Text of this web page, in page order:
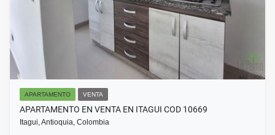
APARTAMENTO VENTA
APARTAMENTO EN VENTA EN ITAGUI COD 10669
Itagui, Antioquia, Colombia